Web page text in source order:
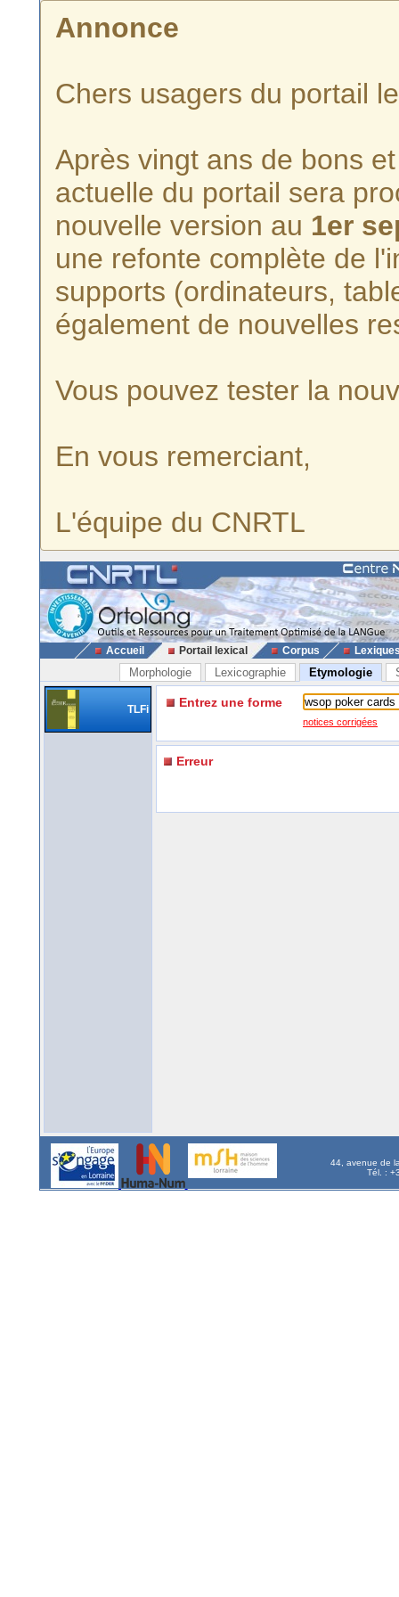
Annonce
Chers usagers du portail
Après vingt ans de bons
actuelle du portail sera
nouvelle version au 1er
une refonte complète de
supports (ordinateurs,
également de nouvelles
Vous pouvez tester la
En vous remerciant,
L'équipe du CNRTL
Accueil Portail lexical Corpus
Morphologie Lexicographie Etymologie
TLFi Entrez une forme
notices corrigées
Erreur
44, avenue de
Tél. :